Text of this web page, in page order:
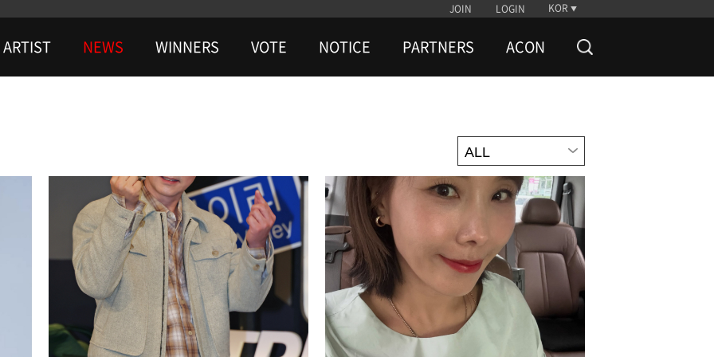
JOIN LOGIN KOR
ARTIST NEWS WINNERS VOTE NOTICE PARTNERS ACON
ALL